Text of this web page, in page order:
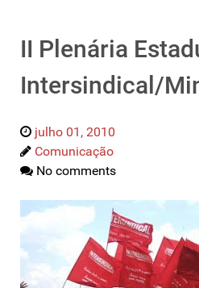
II Plenária
Intersindical/
julho 01, 2010
Comunicação
No comments